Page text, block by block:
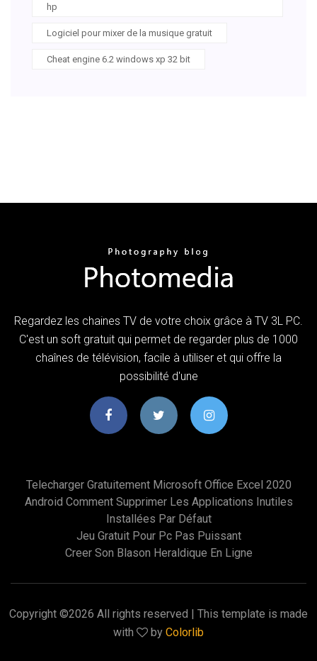
hp
Logiciel pour mixer de la musique gratuit
Cheat engine 6.2 windows xp 32 bit
Regardez les chaines TV de votre choix grâce à TV 3L PC.
C'est un soft gratuit qui permet de regarder plus de 1000
chaînes de télévision, facile à utiliser et qui offre la
possibilité d'une
Telecharger Gratuitement Microsoft Office Excel 2020
Android Comment Supprimer Les Applications Inutiles
Installées Par Défaut
Jeu Gratuit Pour Pc Pas Puissant
Creer Son Blason Heraldique En Ligne
Copyright ©2026 All rights reserved | This template is made
with
by Colorlib